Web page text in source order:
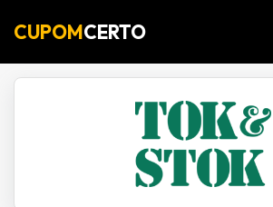
CUPOMCERTO